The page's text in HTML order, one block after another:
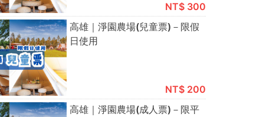
NT$ 300
高雄｜淨園農場(兒童票)－限假
日使用
NT$ 200
高雄｜淨園農場(成人票)－限平